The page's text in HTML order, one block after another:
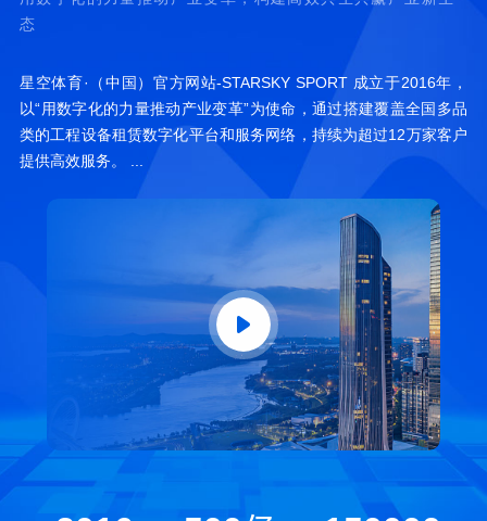
态
星空体育·（中国）官方网站-STARSKY SPORT 成立于2016年，
以“用数字化的力量推动产业变革”为使命，通过搭建覆盖全国多品
类的工程设备租赁数字化平台和服务网络，持续为超过12万家客户
提供高效服务。 ...